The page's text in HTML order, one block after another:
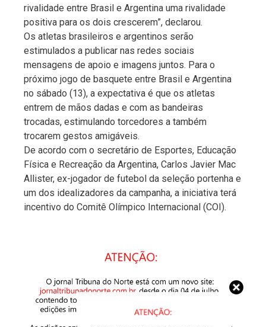
rivalidade entre Brasil e Argentina uma rivalidade
positiva para os dois crescerem”, declarou.
Os atletas brasileiros e argentinos serão
estimulados a publicar nas redes sociais
mensagens de apoio e imagens juntos. Para o
próximo jogo de basquete entre Brasil e Argentina
no sábado (13), a expectativa é que os atletas
entrem de mãos dadas e com as bandeiras
trocadas, estimulando torcedores a também
trocarem gestos amigáveis.
De acordo com o secretário de Esportes, Educação
Física e Recreação da Argentina, Carlos Javier Mac
Allister, ex-jogador de futebol da seleção portenha e
um dos idealizadores da campanha, a iniciativa terá
incentivo do Comitê Olímpico Internacional (COI).